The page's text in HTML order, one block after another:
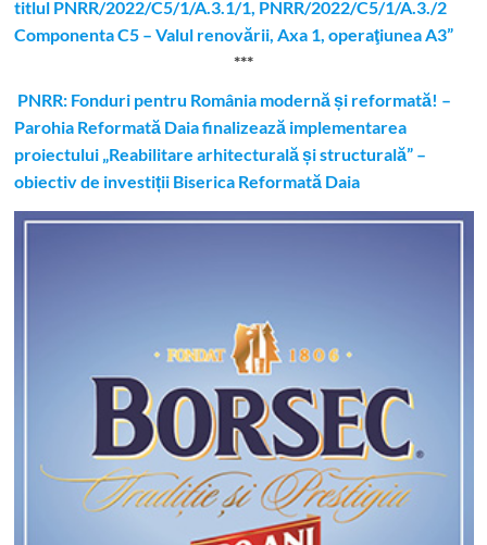
titlul PNRR/2022/C5/1/A.3.1/1, PNRR/2022/C5/1/A.3./2
Componenta C5 – Valul renovării, Axa 1, operaţiunea A3”
***
PNRR: Fonduri pentru România modernă și reformată! –
Parohia Reformată Daia finalizează implementarea
proiectului „Reabilitare arhitecturală și structurală” –
obiectiv de investiții Biserica Reformată Daia